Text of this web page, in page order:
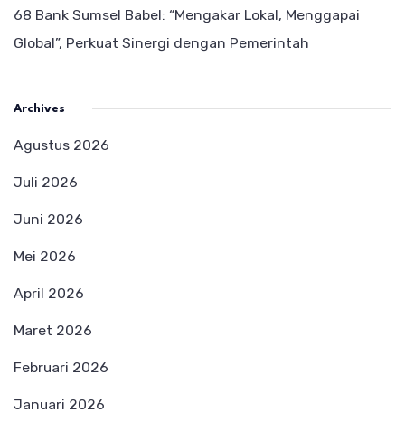
68 Bank Sumsel Babel: “Mengakar Lokal, Menggapai
Global”, Perkuat Sinergi dengan Pemerintah
Archives
Agustus 2026
Juli 2026
Juni 2026
Mei 2026
April 2026
Maret 2026
Februari 2026
Januari 2026